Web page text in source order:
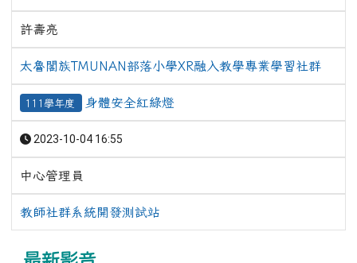
許壽亮
太魯閣族TMUNAN部落小學XR融入教學專業學習社群
111學年度 身體安全紅綠燈
2023-10-04 16:55
中心管理員
教師社群系統開發測試站